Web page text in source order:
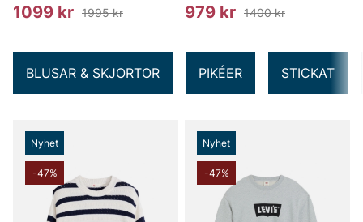
1099 kr 1995 kr 979 kr 1400 kr
BLUSAR & SKJORTOR PIKÉER STICKAT
Nyhet
-47%
Nyhet
-47%